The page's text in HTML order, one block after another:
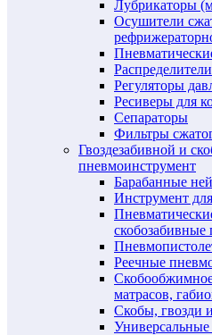
Лубрикаторы
Осушители
Распределители
Регуляторы
Ресиверы для
Сепараторы
Фильтры
Гвоздезабивной и
пневмоинструмент
Барабанные
Инструмент
скобозабивные
Реечные
матрасов,
Скобы, гвозди